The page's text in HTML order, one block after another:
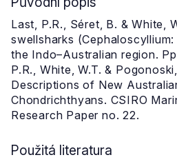
Last, P.R., Séret, B. & White,
swellsharks
the Indo–Australian region.
P.R., White, W.T. &
Descriptions of New
Chondrichthyans. CSIRO
Research Paper no. 22.
Použitá literatura